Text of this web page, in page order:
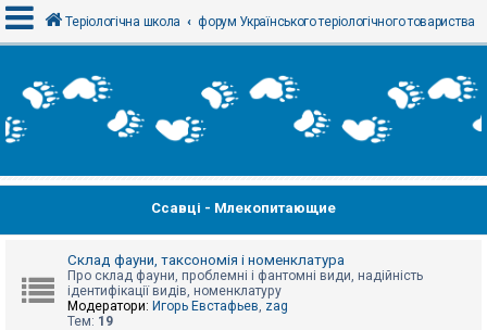
х
і
т
р
а
Теріологічна школа форум Українського теріологічного товариства
Ссавці - Млекопитающие
Склад фауни, таксономія і номенклатура
Про склад фауни, проблемні і фантомні види, надійність
ідентифікації видів, номенклатуру
Модератори: Игорь Евстафьев, zag
Тем: 19